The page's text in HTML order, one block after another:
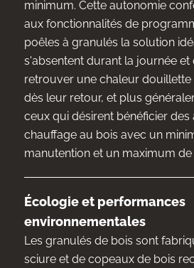
minimum. Cette autonomie
aux fonctionnalités de
poêles à granulés la solution
s'absentent durant la journée et
retrouver une chaleur
dès leur retour, et plus
ceux qui désirent bénéficier des
chauffage au bois avec un
manutention et un maximum de
Écologie et performances
environnementales
Les granulés de bois sont
sciure et de copeaux de bois